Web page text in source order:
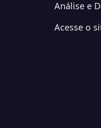
Análise e
Acesse o